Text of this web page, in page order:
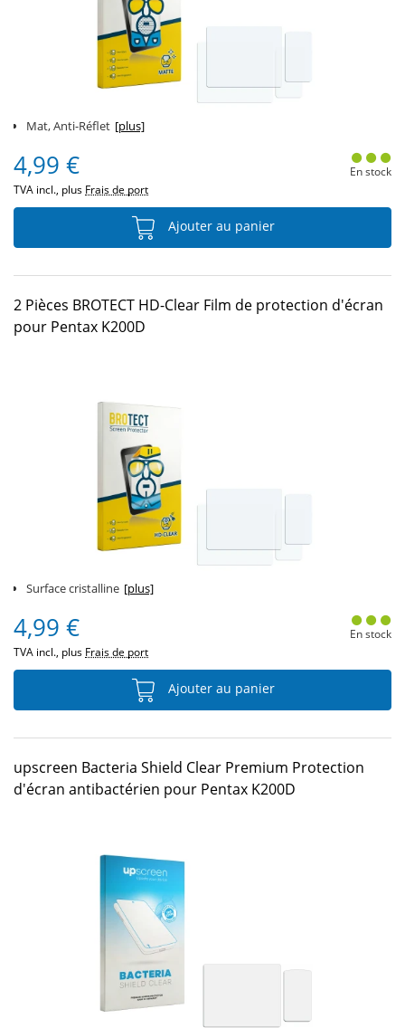
Mat, Anti-Réflet [plus]
4,99 €
TVA incl., plus Frais de port
En stock
Ajouter au panier
2 Pièces BROTECT HD-Clear Film de protection d'écran
pour Pentax K200D
Surface cristalline [plus]
4,99 €
TVA incl., plus Frais de port
En stock
Ajouter au panier
upscreen Bacteria Shield Clear Premium Protection
d'écran antibactérien pour Pentax K200D